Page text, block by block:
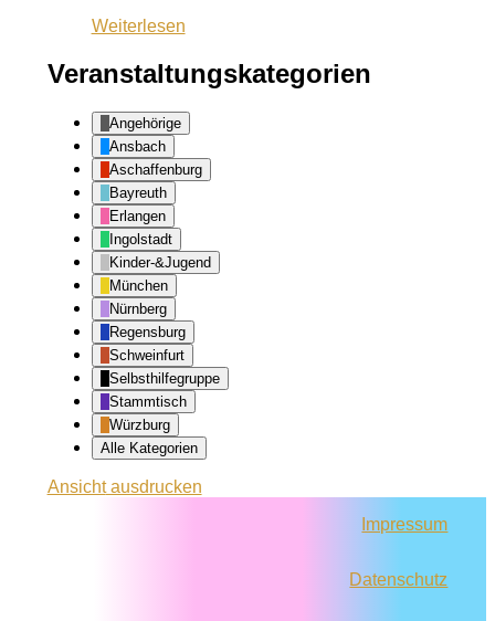
Weiterlesen
Veranstaltungskategorien
Angehörige
Ansbach
Aschaffenburg
Bayreuth
Erlangen
Ingolstadt
Kinder-&Jugend
München
Nürnberg
Regensburg
Schweinfurt
Selbsthilfegruppe
Stammtisch
Würzburg
Alle Kategorien
Ansichtausdrucken
Impressum
Datenschutz